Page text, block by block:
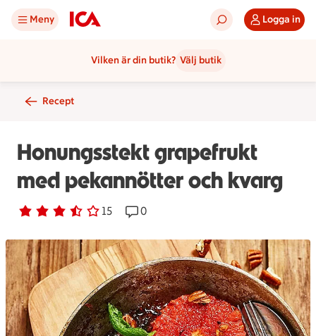
Meny Logga in
Vilken är din butik? Välj butik
Recept
Honungsstekt grapefrukt
med pekannötter och kvarg
Betyg 3.1 av 5. 15
15 personer har röstatReceptet har 0 kommentarer
0